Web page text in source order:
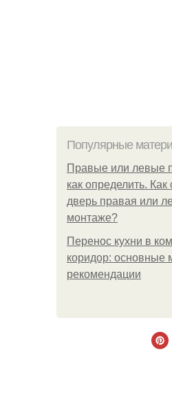
Популярные
Правые или левые
как определить. Как
дверь правая или
монтаже?
Перенос кухни в
коридор: основные
рекомендации